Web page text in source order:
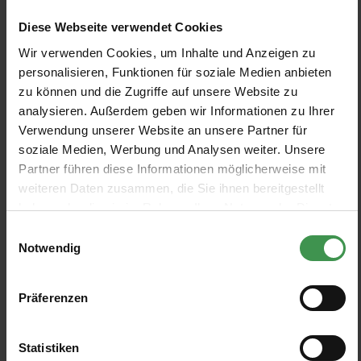
Diese Webseite verwendet Cookies
Wir verwenden Cookies, um Inhalte und Anzeigen zu
personalisieren, Funktionen für soziale Medien anbieten
zu können und die Zugriffe auf unsere Website zu
analysieren. Außerdem geben wir Informationen zu Ihrer
Verwendung unserer Website an unsere Partner für
soziale Medien, Werbung und Analysen weiter. Unsere
Partner führen diese Informationen möglicherweise mit
weiteren Daten zusammen, die Sie ihnen bereitgestellt
haben oder die sie im Rahmen Ihrer Nutzung der Dienste
Notwendig
Präferenzen
Statistiken
Rebel Walls
2 Farben
Ab 547,00 € +1
Coordonné
5 Farben
Ab 94,90 €
5 %
Tapete Marbled
Mindthegap
2 Farben Ab 255,46 € 268,90 €
Tapete Marble
Harlequin
3 Farben
Ab 176,00 €
4 Farben
270,00 €
1 2